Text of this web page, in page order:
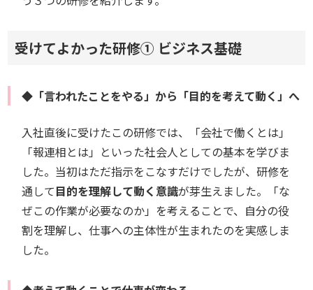
受けてよかった研修① ビジネス基礎
◆「言われたことをやる」から「目的を考えて動く」へ
入社直後に受けたこの研修では、「会社で働くとは」
「報連相とは」といった社会人としての基本を学びま
した。当初はただ指示をこなすだけでしたが、研修を
通して目的を理解して動く意識が芽生えました。「な
ぜこの作業が必要なのか」を考えることで、自分の役
割を理解し、仕事への主体性が生まれたのを実感しま
した。